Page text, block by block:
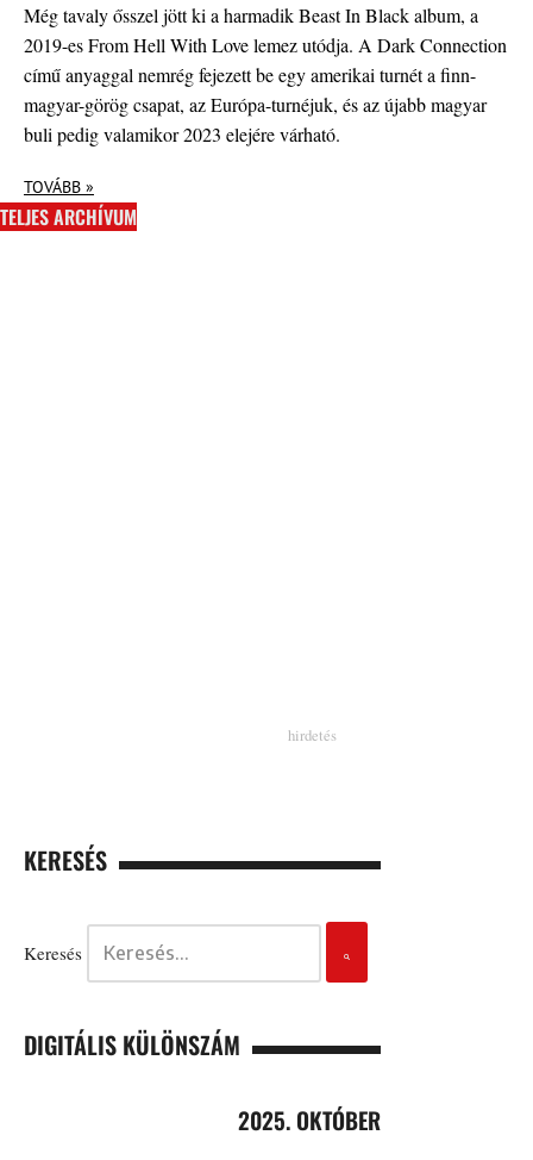
Még tavaly ősszel jött ki a harmadik Beast In Black album, a
2019-es From Hell With Love lemez utódja. A Dark Connection
című anyaggal nemrég fejezett be egy amerikai turnét a finn-
magyar-görög csapat, az Európa-turnéjuk, és az újabb magyar
buli pedig valamikor 2023 elejére várható.
TOVÁBB »
TELJES ARCHÍVUM
KERESÉS
Keresés
DIGITÁLIS KÜLÖNSZÁM
2025. OKTÓBER